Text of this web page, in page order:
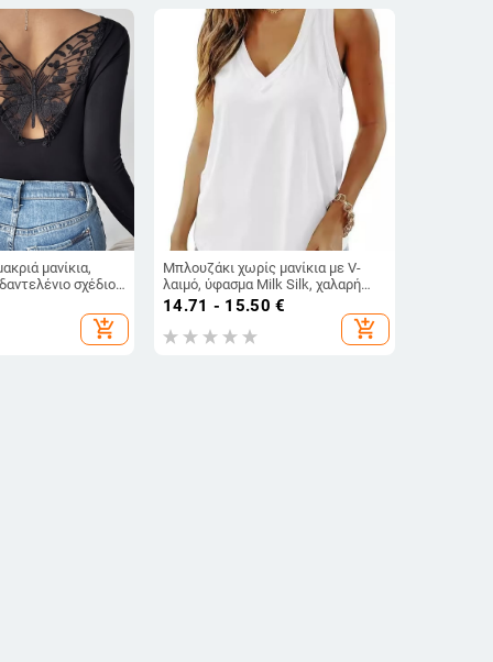
μανίκια,
σχέδιο
πλάτη, στενή
Σχέδιο:
στρογγυλός;
Έκδοση: Slim)
add_shopping_cart
Μπλουζάκι χωρίς μανίκια με V-
λαιμό, ύφασμα Milk Silk, χαλαρή
γραμμή, καλοκαίρι 2024
14.71 - 15.50 €
add_shopping_cart